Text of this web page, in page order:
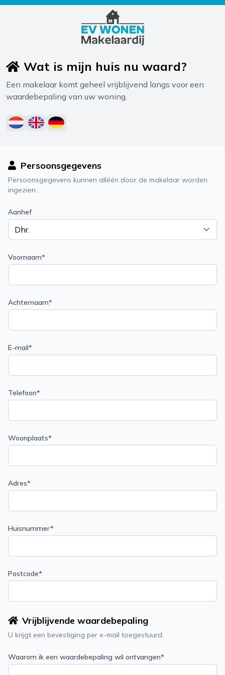
Wat is mijn huis nu waard?
Een makelaar komt geheel vrijblijvend langs voor een
waardebepaling van uw woning.
Persoonsgegevens
Persoonsgegevens kunnen alléén door de makelaar worden
ingezien.
Aanhef
Voornaam*
Achternaam*
E-mail*
Telefoon*
Woonplaats*
Adres*
Huisnummer*
Postcode*
Vrijblijvende waardebepaling
U krijgt een bevestiging per e-mail toegestuurd.
Waarom ik een waardebepaling wil ontvangen*